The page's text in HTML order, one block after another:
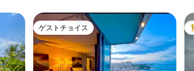
ゲストチョイス
ゲストチョイス